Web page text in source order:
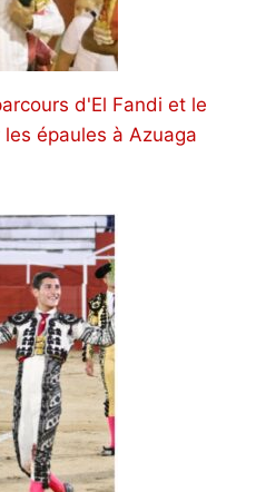
d'El Fandi et le
épaules à Azuaga